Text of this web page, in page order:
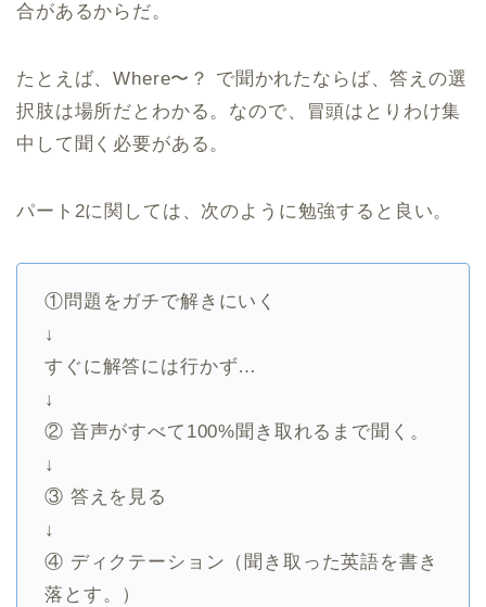
合があるからだ。
たとえば、Where〜？ で聞かれたならば、答えの選
択肢は場所だとわかる。なので、冒頭はとりわけ集
中して聞く必要がある。
パート2に関しては、次のように勉強すると良い。
①問題をガチで解きにいく
↓
すぐに解答には行かず…
↓
② 音声がすべて100%聞き取れるまで聞く。
↓
③ 答えを見る
↓
④ ディクテーション（聞き取った英語を書き
落とす。）